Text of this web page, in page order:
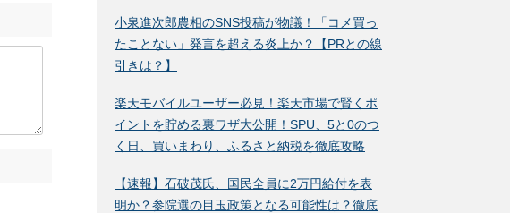
小泉進次郎農相のSNS投稿が物議！「コメ買っ
たことない」発言を超える炎上か？【PRとの線
引きは？】
楽天モバイルユーザー必見！楽天市場で賢くポ
イントを貯める裏ワザ大公開！SPU、5と0のつ
く日、買いまわり、ふるさと納税を徹底攻略
【速報】石破茂氏、国民全員に2万円給付を表
明か？参院選の目玉政策となる可能性は？徹底